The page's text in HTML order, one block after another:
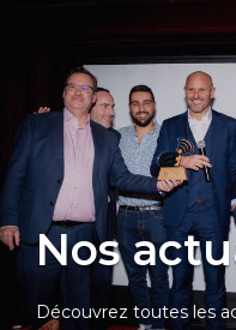
Nos
Découvrez toutes les